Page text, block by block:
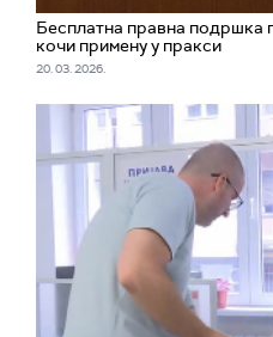
Бесплатна правна подршка
кочи примену у пракси
20. 03. 2026.